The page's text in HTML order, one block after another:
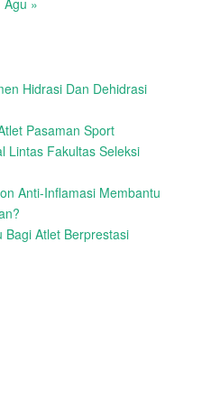
Agu »
Hidrasi Dan Dehidrasi
Pasaman Sport
Lintas Fakultas Seleksi
Anti-Inflamasi Membantu
Atlet Berprestasi